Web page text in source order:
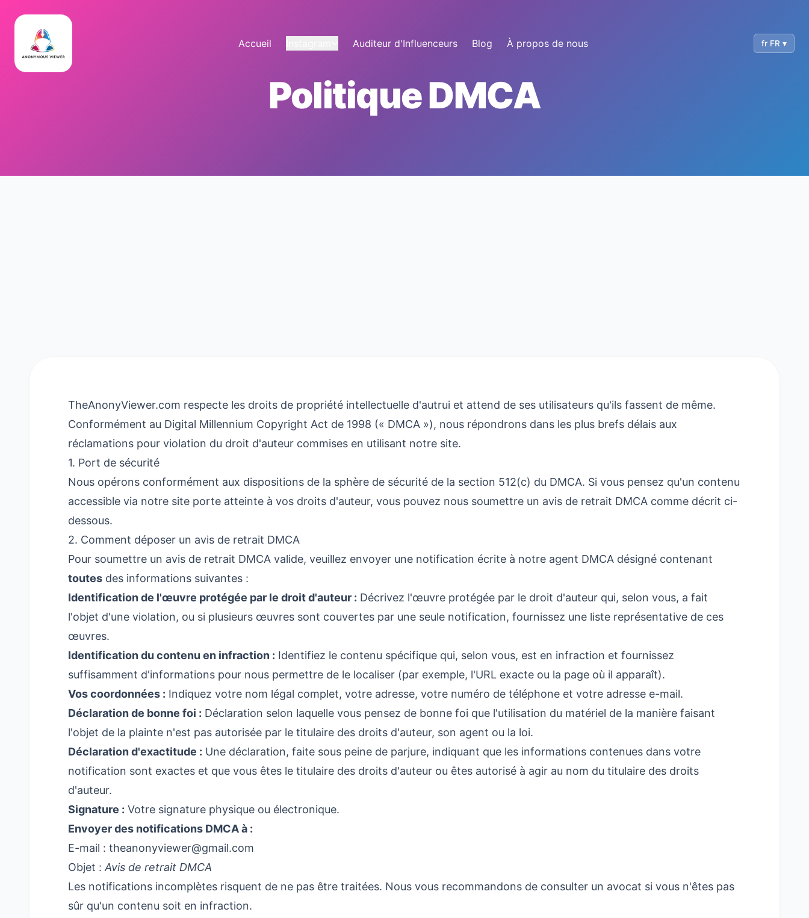
Accueil Auditeur d'Influenceurs Blog À propos de nous fr FR ▾
Politique DMCA
TheAnonyViewer.com respecte les droits de propriété intellectuelle d'autrui et attend de ses utilisateurs qu'ils fassent de même.
Conformément au Digital Millennium Copyright Act de 1998 (« DMCA »), nous répondrons dans les plus brefs délais aux
réclamations pour violation du droit d'auteur commises en utilisant notre site.
1. Port de sécurité
Nous opérons conformément aux dispositions de la sphère de sécurité de la section 512(c) du DMCA. Si vous pensez qu'un contenu
accessible via notre site porte atteinte à vos droits d'auteur, vous pouvez nous soumettre un avis de retrait DMCA comme décrit ci-
dessous.
2. Comment déposer un avis de retrait DMCA
Pour soumettre un avis de retrait DMCA valide, veuillez envoyer une notification écrite à notre agent DMCA désigné contenant
toutes des informations suivantes :
Identification de l'œuvre protégée par le droit d'auteur : Décrivez l'œuvre protégée par le droit d'auteur qui, selon vous, a fait
l'objet d'une violation, ou si plusieurs œuvres sont couvertes par une seule notification, fournissez une liste représentative de ces
œuvres.
Identification du contenu en infraction : Identifiez le contenu spécifique qui, selon vous, est en infraction et fournissez
suffisamment d'informations pour nous permettre de le localiser (par exemple, l'URL exacte ou la page où il apparaît).
Vos coordonnées : Indiquez votre nom légal complet, votre adresse, votre numéro de téléphone et votre adresse e-mail.
Déclaration de bonne foi : Déclaration selon laquelle vous pensez de bonne foi que l'utilisation du matériel de la manière faisant
l'objet de la plainte n'est pas autorisée par le titulaire des droits d'auteur, son agent ou la loi.
Déclaration d'exactitude : Une déclaration, faite sous peine de parjure, indiquant que les informations contenues dans votre
notification sont exactes et que vous êtes le titulaire des droits d'auteur ou êtes autorisé à agir au nom du titulaire des droits
d'auteur.
Signature : Votre signature physique ou électronique.
Envoyer des notifications DMCA à :
E-mail : theanonyviewer@gmail.com
Objet : Avis de retrait DMCA
Les notifications incomplètes risquent de ne pas être traitées. Nous vous recommandons de consulter un avocat si vous n'êtes pas
sûr qu'un contenu soit en infraction.